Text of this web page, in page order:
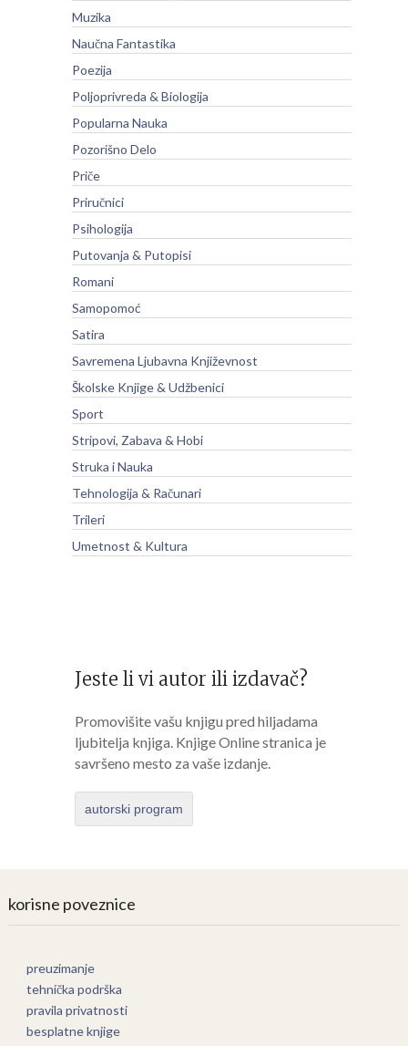
Muzika
Naučna Fantastika
Poezija
Poljoprivreda & Biologija
Popularna Nauka
Pozorišno Delo
Priče
Priručnici
Psihologija
Putovanja & Putopisi
Romani
Samopomoć
Satira
Savremena Ljubavna Književnost
Školske Knjige & Udžbenici
Sport
Stripovi, Zabava & Hobi
Struka i Nauka
Tehnologija & Računari
Trileri
Umetnost & Kultura
Jeste li vi autor ili izdavač?
Promovišite vašu knjigu pred hiljadama
ljubitelja knjiga. Knjige Online stranica je
savršeno mesto za vaše izdanje.
autorski program
korisne poveznice
preuzimanje
tehnička podrška
pravila privatnosti
besplatne knjige